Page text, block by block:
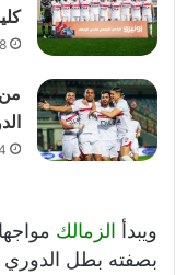
8 مايو، 2025
من
4
ويبدأ الزمالك
بصفته بطل الدوري